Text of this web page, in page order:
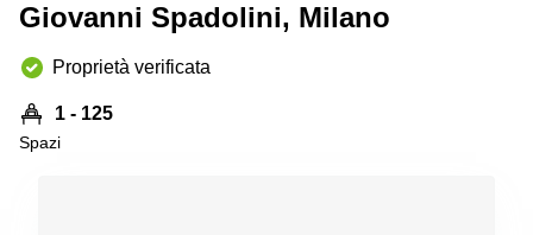
Affitto
Centers
a
Treviso
Affitto
Giovanni Spadolini, Milano
Proprietà verificata
1 - 125
Spazi